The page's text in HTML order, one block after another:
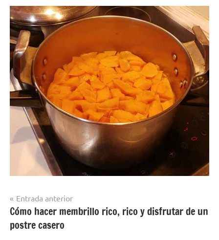
Navegación
de
entradas
Entrada anterior
Cómo hacer membrillo rico, rico y disfrutar de un
postre casero